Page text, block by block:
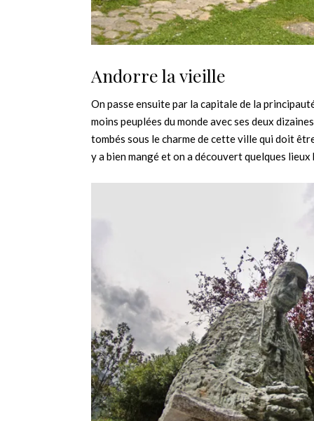
Andorre la vieille
On passe ensuite par la capitale de la
moins peuplées du monde avec ses deux
tombés sous le charme de cette ville qui doit
y a bien mangé et on a découvert quelques